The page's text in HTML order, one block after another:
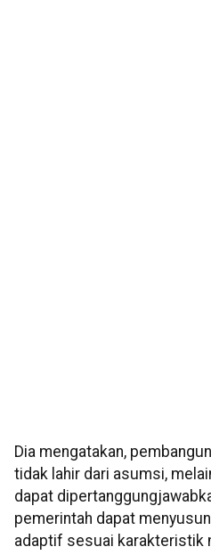
Dia mengatakan,
tidak lahir dari asumsi,
dapat
pemerintah dapat
adaptif sesuai karakteristik